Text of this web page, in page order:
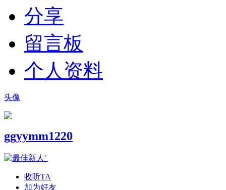
分享
留言板
个人资料
头像
ggyymm1220
收听TA
加为好友